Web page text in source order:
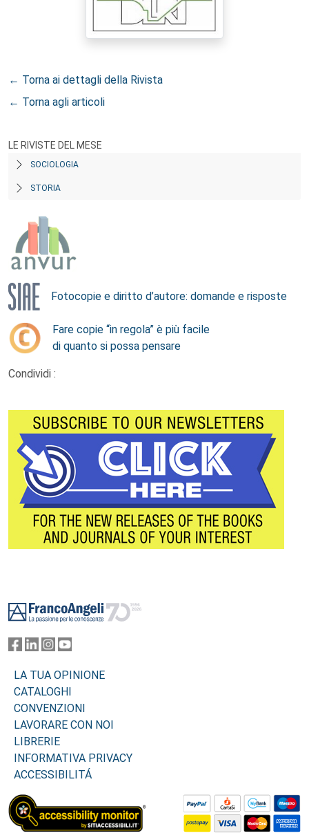
← Torna ai dettagli della Rivista
← Torna agli articoli
LE RIVISTE DEL MESE
SOCIOLOGIA
STORIA
Fotocopie e diritto d’autore: domande e risposte
Fare copie “in regola” è più facile
di quanto si possa pensare
Condividi :
LA TUA OPINIONE
CATALOGHI
CONVENZIONI
LAVORARE CON NOI
LIBRERIE
INFORMATIVA PRIVACY
ACCESSIBILITÁ